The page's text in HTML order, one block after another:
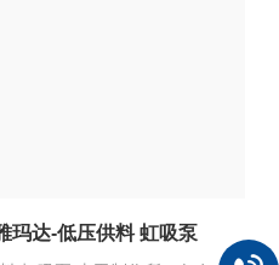
玛达-低压供料 虹吸泵